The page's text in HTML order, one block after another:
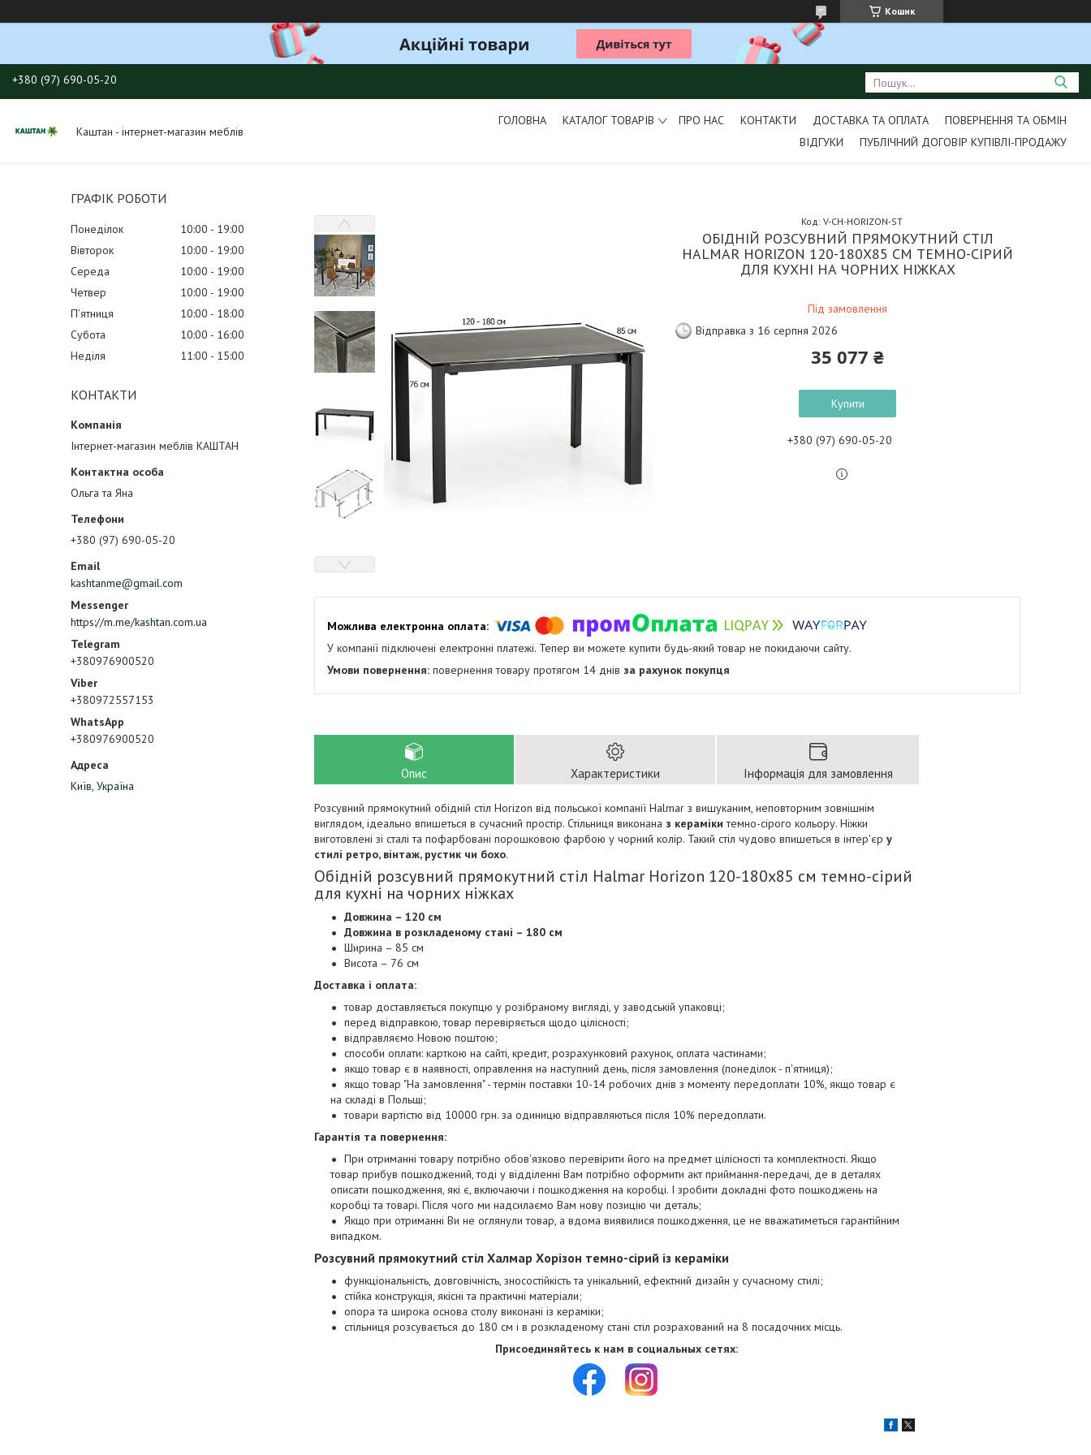
Кошик
+380 (97) 690-05-20
Каштан - інтернет-магазин меблів
ГОЛОВНА КАТАЛОГ ТОВАРІВ ПРО НАС КОНТАКТИ ДОСТАВКА ТА ОПЛАТА
ПОВЕРНЕННЯ ТА ОБМІН
ВІДГУКИ
ПУБЛІЧНИЙ ДОГОВІР КУПІВЛІ-ПРОДАЖУ
ГРАФІК РОБОТИ
Понеділок 10:00
19:00
Вівторок
10:00
19:00
Середа
10:00
19:00
Четвер
10:00
19:00
Пʼятниця
10:00
18:00
Субота
10:00
16:00
Неділя
11:00 15:00
КОНТАКТИ
Інтернет-магазин меблів КАШТАН
Ольга та Яна
+380 (97) 690-05-20
kashtanme@gmail.com
https://m.me/kashtan.com.ua
+380976900520
+380972557153
+380976900520
Київ, Україна
ОБІДНІЙ РОЗСУВНИЙ ПРЯМОКУТНИЙ СТІЛ
HALMAR HORIZON 120-180Х85 СМ ТЕМНО-СІРИЙ
ДЛЯ КУХНІ НА ЧОРНИХ НІЖКАХ
Під замовлення
Код: V-CH-HORIZON-ST
Відправка з 16 серпня 2026
35 077 ₴
Купити
+380 (97) 690-05-20
У компанії підключені електронні платежі. Тепер ви можете купити будь-який товар не покидаючи сайту.
повернення товару протягом 14 днів за рахунок покупця
Опис Характеристики Інформація для замовлення
Розсувний прямокутний обідній стіл Horizon від польської компанії Halmar з вишуканим, неповторним зовнішнім
виглядом, ідеально впишеться в сучасний простір. Стільниця виконана з кераміки темно-сірого кольору. Ніжки
виготовлені зі сталі та пофарбовані порошковою фарбою у чорний колір. Такий стіл чудово впишеться в інтер'єр у
стилі ретро, вінтаж, рустик чи бохо.
Обідній розсувний прямокутний стіл Halmar Horizon 120-180х85 см темно-сірий
для кухні на чорних ніжках
Довжина – 120 см
Довжина в розкладеному стані – 180 см
Ширина – 85 см
Висота – 76 см
Доставка і оплата:
товар доставляється покупцю у розібраному вигляді, у заводській упаковці;
перед відправкою, товар перевіряється щодо цілісності;
відправляємо Новою поштою;
способи оплати: карткою на сайті, кредит, розрахунковий рахунок, оплата частинами;
якщо товар є в наявності, оправлення на наступний день, після замовлення (понеділок - п'ятниця);
якщо товар "На замовлення" - термін поставки 10-14 робочих днів з моменту передоплати 10%, якщо товар є
на складі в Польщі;
товари вартістю від 10000 грн. за одиницю відправляються після 10% передоплати.
Гарантія та повернення:
При отриманні товару потрібно обов'язково перевірити його на предмет цілісності та комплектності. Якщо
товар прибув пошкоджений, тоді у відділенні Вам потрібно оформити акт приймання-передачі, де в деталях
описати пошкодження, які є, включаючи і пошкодження на коробці. І зробити докладні фото пошкоджень на
коробці та товарі. Після чого ми надсилаємо Вам нову позицію чи деталь;
Якщо при отриманні Ви не оглянули товар, а вдома виявилися пошкодження, це не вважатиметься гарантійним
випадком.
Розсувний прямокутний стіл Халмар Хорізон темно-сірий із кераміки
функціональність, довговічність, зносостійкість та унікальний, ефектний дизайн у сучасному стилі;
стійка конструкція, якісні та практичні матеріали;
опора та широка основа столу виконані із кераміки;
стільниця розсувається до 180 см і в розкладеному стані стіл розрахований на 8 посадочних місць.
Присоединяйтесь к нам в социальных сетях: